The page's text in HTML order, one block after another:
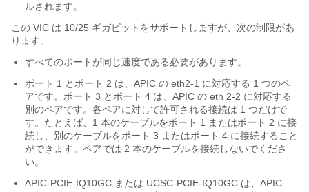
ルされます。
この VIC は 10/25 ギガビットをサポートしますが、次の制限があ
ります。
すべてのポートが同じ速度である必要があります。
ポート 1 とポート 2 は、APIC の eth2-1 に対応する 1 つのペ
アです。ポート 3 とポート 4 は、APIC の eth 2-2 に対応する
別のペアです。各ペアに対して許可される接続は 1 つだけで
す。たとえば、1 本のケーブルをポート 1 またはポート 2 に接
続し、別のケーブルをポート 3 またはポート 4 に接続すること
ができます。ペアでは 2 本のケーブルを接続しないでくださ
い。
APIC-PCIE-IQ10GC または UCSC-PCIE-IQ10GC は、APIC